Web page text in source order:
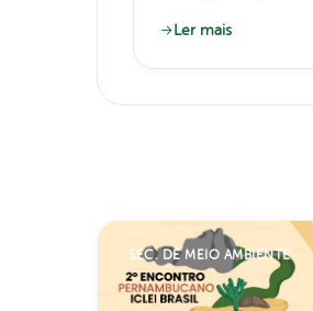
Loteamento
ações de
Ler mais
SEC. DE MEIO AMBIENTE